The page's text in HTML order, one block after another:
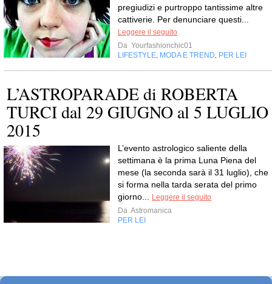
pregiudizi e purtroppo tantissime altre
cattiverie. Per denunciare questi...
Leggere il seguito
Da Yourfashionchic01
LIFESTYLE MODA E TREND PER LEI
L’ASTROPARADE di ROBERTA
TURCI dal 29 GIUGNO al 5 LUGLIO
2015
L’evento astrologico saliente della
settimana è la prima Luna Piena del
mese (la seconda sarà il 31 luglio), che
si forma nella tarda serata del primo
giorno...
Leggere il seguito
Da Astromanica
PER LEI